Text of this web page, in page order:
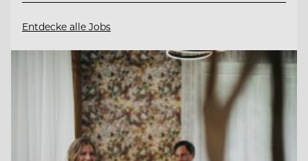
Entdecke alle Jobs